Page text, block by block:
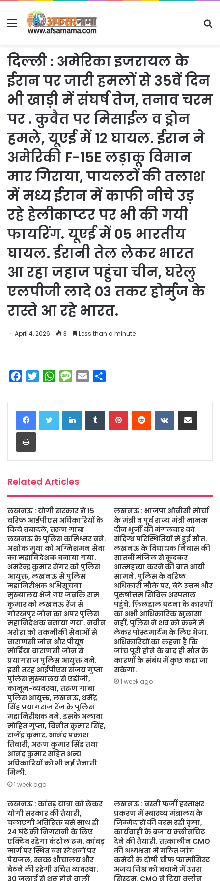
Menu
दिल्ली : अमेरिका इजरायल के
ईरान पर जारी हमलों से 35वें दिन
भी खाड़ी में संघर्ष तेज, तनाव चरम
पर . कुवैत पर मिसाईल व ड्रोन
हमले, यूएई में 12 घायल. ईरान ने
अमेरिकी F-15E लड़ाकू विमान
मार गिराया, पायलटों की तलाश
में मध्य ईरान में काफी नीचे उड़
रहे हेलीकाप्टर पर भी की गयी
फायरिंग. यूएई में 05 भारतीय
घायल. ईरानी तेल लेकर भारत
आ रहा जहाज पहुंचा चीन, घरेलु
एलपीजी लादे 03 तकर होर्मुज के
रास्ते आ रहे भारत.
April 4, 2026 3 Less than a minute
c
e
b
o
o
i
t
t
W
a
t
s
M
s
s
a
a
i
a
r
e
LinkedInTumblrPinterestReddit VKontakteShare via Email
Print
Related Articles
लखनऊ : योगी सरकार ने 15
वरिष्ठ आईपीएस अधिकारियों के
किये तबादले, तरुण गाबा
लखनऊ के पुलिस कमिश्नर बने.
अशोक मुथा को अग्निशमन सेवा
का महानिदेशक बनाया गया.
अमरेन्द्र कुमार सेंगर को पुलिस
आयुक्त, लखनऊ से पुलिस
महानिरीक्षक अभिसूचना
मुख्यालय भेजे गए जबकि राम
कुमार को लखनऊ रेंज से
गोरखपुर जोन का अपर पुलिस
महानिदेशक बनाया गया. नवीन
अरोरा को तकनीकी सेवाओं से
वाराणसी जोन और पीयूष
मोर्डिया वाराणसी जोन से
प्रयागराज पुलिस आयुक्त बने.
इसी तरह आईपीएस संजय गुप्ता
पुलिस मुख्यालय से एडीजी,
कानून-व्यवस्था, तरुण गाबा
पुलिस आयुक्त, लखनऊ, धर्मेंद्र
सिंह प्रयागराज रेंज के पुलिस
महानिरीक्षक बने. इसके अलावा
मोहित गुप्ता, विनीत कुमार सिंह,
राजेंद्र कुमार, आनंद प्रकाश
तिवारी, अरुण कुमार सिंह तथा
आनंद कुमार सहित अन्य
अधिकारियों को भी नई तैनाती
मिली.
1 week ago
लखनऊ : भाजपा ओबीसी मोर्चा
के मंत्री व पूर्व राज्य मंत्री नानक
दीन भुर्जी की मंगलवार को
संदिग्ध परिस्थितियों में हुई मौत.
लखनऊ के विधायक निवास की
सातवीं मंजिल से कूदकर
आत्महत्या करने की बात आयी
सामने. पुलिस के वरिष्ठ
अधिकारी मौके पर, बेटे उत्तम और
पुरुषोत्तम सिविल अस्पताल
पहुंचे. फ़िलहाल घटना के कारणों
का अभी आधिकारिक खुलासा
नहीं, पुलिस ने शव को कब्जे में
लेकर पोस्टमार्टम के लिए भेजा.
अधिकारियों का कहना है कि
जांच पूरी होने के बाद ही मौत के
कारणों के संबंध में कुछ कहा जा
सकेगा.
1 week ago
लखनऊ : कांवड़ यात्रा को लेकर
योगी सरकार की तैयारी,
चलाएगी अतिरिक्त बसें साथ ही
24 घंटे की निगरानी के लिए
एक्टिव रहेगा कंट्रोल रूम. कांवड़
मार्ग पर स्थित बस स्टेशनों पर
पेयजल, स्वच्छ शौचालय और
बैठने की रहेगी उचित व्यवस्था.
30 जुलाई से शुरू होने वाली
लखनऊ : बस्ती फर्जी हस्ताक्षर
प्रकरण में स्वास्थ्य मंत्रालय के
जिम्मेदारों की बरस रही कृपा,
कार्यवाही के बजाय क्लीनचिट
देने की तैयारी. तत्कालीन CMO
की अध्यक्षता में गठित जांच
कमेटी के दोषी चीफ फार्मासिस्ट
अजय मिश्र को बचाने में उतरा
सिस्टम. CMO ने दिया क्लीन